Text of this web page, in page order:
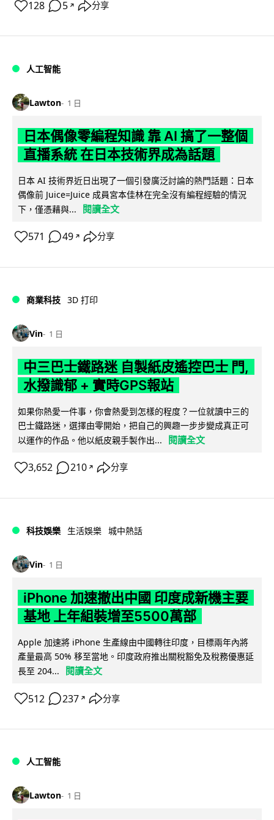
128 5 ↗ 分享
人工智能
Lawton 1 日
日本偶像零編程知識 靠 AI 搞了一整個
直播系統 在日本技術界成為話題
日本 AI 技術界近日出現了一個引發廣泛討論的熱門話題：日本
偶像前 Juice=Juice 成員宮本佳林在完全沒有編程經驗的情況
下，僅憑藉與...
閱讀全文
571 49 ↗ 分享
商業科技 3D 打印
Vin 1 日
中三巴士鐵路迷 自製紙皮遙控巴士 門,
水撥識郁 + 實時GPS報站
如果你熱愛一件事，你會熱愛到怎樣的程度？一位就讀中三的
巴士鐵路迷，選擇由零開始，把自己的興趣一步步變成真正可
以運作的作品。他以紙皮親手製作出...
閱讀全文
3,652 210 ↗ 分享
科技娛樂 生活娛樂 城中熱話
Vin 1 日
iPhone 加速撤出中國 印度成新機主要
基地 上年組裝增至5500萬部
Apple 加速將 iPhone 生產線由中國轉往印度，目標兩年內將
產量最高 50% 移至當地。印度政府推出關稅豁免及稅務優惠延
長至 204...
閱讀全文
512 237 ↗ 分享
人工智能
Lawton 1 日